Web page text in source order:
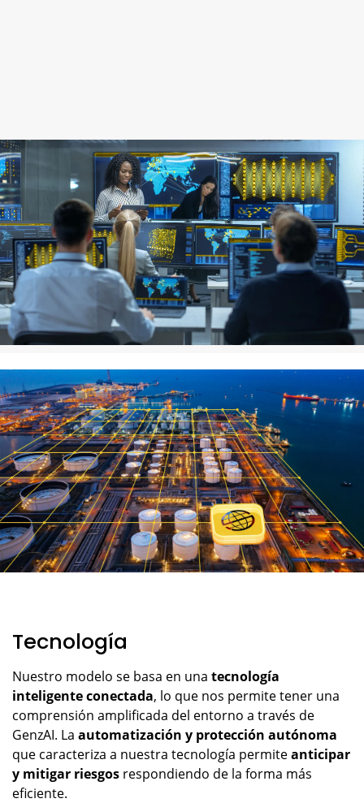
Tecnología
Nuestro modelo se basa en una tecnología
inteligente conectada, lo que nos permite tener una
comprensión amplificada del entorno a través de
GenzAI. La automatización y protección autónoma
que caracteriza a nuestra tecnología permiteanticipar
y mitigar riesgos respondiendo de la forma más
eficiente.